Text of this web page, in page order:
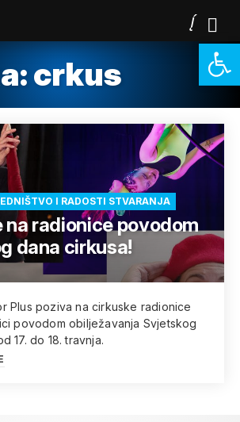
crkus
I RADOSTI STVARANJA
na radionice povodom
dana cirkusa!
Plus poziva na cirkuske radionice
povodom obilježavanja Svjetskog
17. do 18. travnja.